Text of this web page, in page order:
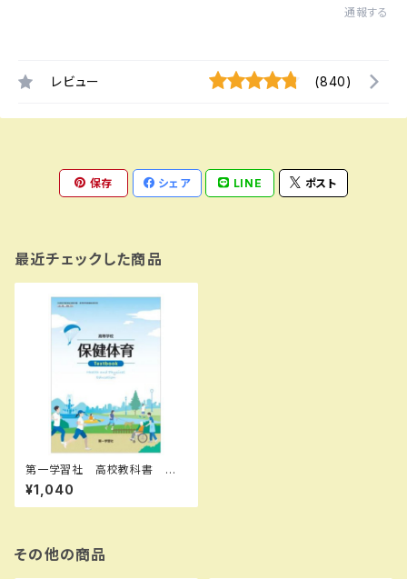
通報する
レビュー (840)
保存 シェア LINE ポスト
最近チェックした商品
第一学習社 高校教科書 高
等学校 保健体育 Textboo
k ［教番：保体703］ 新品 I
SBN：9784804020754 IS
¥1,040
その他の商品